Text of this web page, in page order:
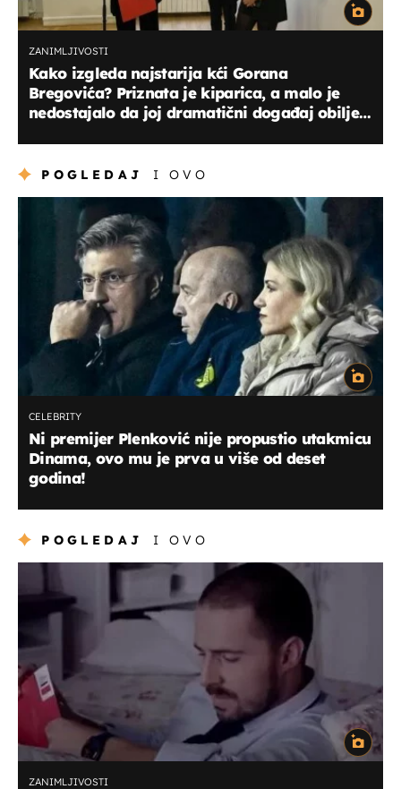
ZANIMLJIVOSTI
Kako izgleda najstarija kći Gorana
Bregovića? Priznata je kiparica, a malo je
nedostajalo da joj dramatični događaj obilježi
POGLEDAJ I OVO
CELEBRITY
Ni premijer Plenković nije propustio utakmicu
Dinama, ovo mu je prva u više od deset
godina!
POGLEDAJ I OVO
ZANIMLJIVOSTI